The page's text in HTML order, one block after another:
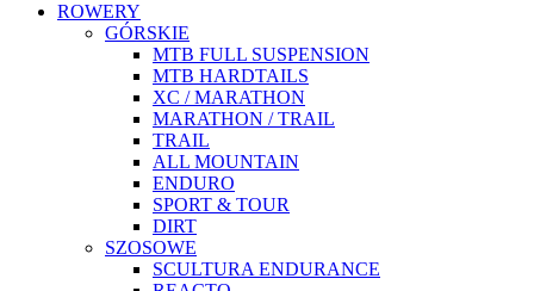
ROWERY
GÓRSKIE
MTB FULL SUSPENSION
MTB HARDTAILS
XC / MARATHON
MARATHON / TRAIL
TRAIL
ALL MOUNTAIN
ENDURO
SPORT & TOUR
DIRT
SZOSOWE
SCULTURA ENDURANCE